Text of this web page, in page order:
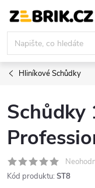
obsah
Hliníkové Schůdky
Schůdky
Kód produktu: ST8